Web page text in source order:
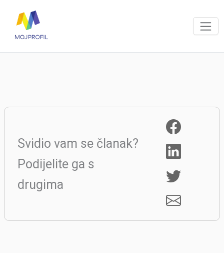
Svidio vam se članak?
Podijelite ga s
drugima